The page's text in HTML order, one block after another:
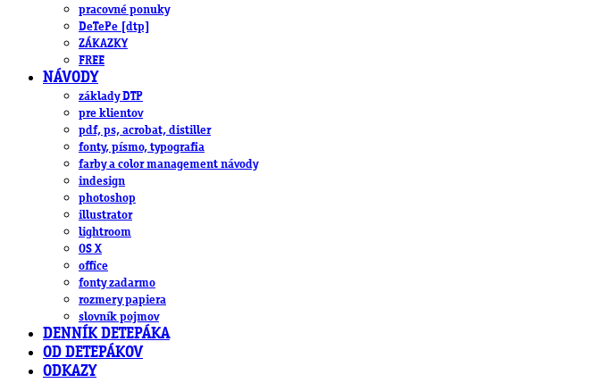
pracovné ponuky
DeTePe [dtp]
ZÁKAZKY
FREE
NÁVODY
základy DTP
pre klientov
pdf, ps, acrobat, distiller
fonty, písmo, typografia
farby a color management návody
indesign
photoshop
illustrator
lightroom
OS X
office
fonty zadarmo
rozmery papiera
slovník pojmov
DENNÍK DETEPÁKA
OD DETEPÁKOV
ODKAZY